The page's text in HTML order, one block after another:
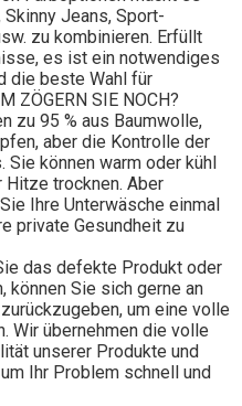
Skinny Jeans, Sport-
zu kombinieren. Erfüllt
es ist ein notwendiges
die beste Wahl für
ZÖGERN SIE NOCH?
zu 95 % aus Baumwolle,
aber die Kontrolle der
können warm oder kühl
trocknen. Aber
Ihre Unterwäsche einmal
private Gesundheit zu
das defekte Produkt oder
können Sie sich gerne an
um eine volle
Wir übernehmen die volle
unserer Produkte und
Ihr Problem schnell und